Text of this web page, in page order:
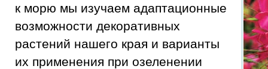
к морю мы изучаем адаптационные
возможности декоративных
растений нашего края и варианты
их применения при озеленении